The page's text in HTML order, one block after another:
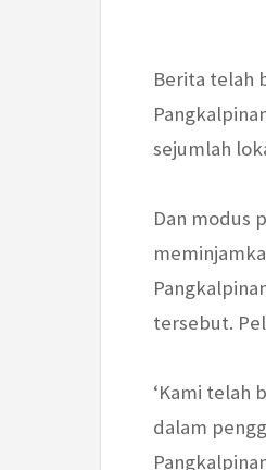
Berita telah
sejumlah
Dan modus
tersebut.
‘Kami telah
dalam